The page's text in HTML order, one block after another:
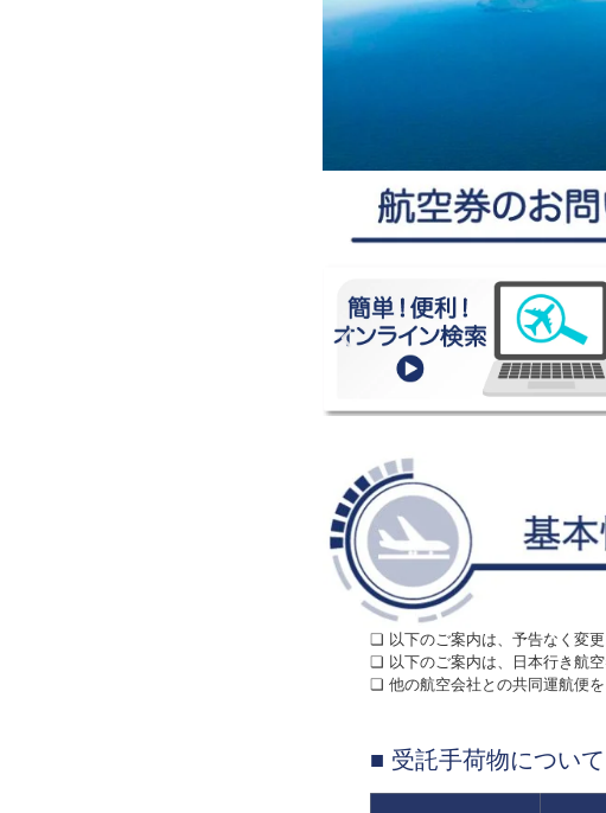
❏ 以下のご案内は、予告なく変更
❏ 以下のご案内は、日本行き航空
❏ 他の航空会社との共同運航便を
■ 受託手荷物について